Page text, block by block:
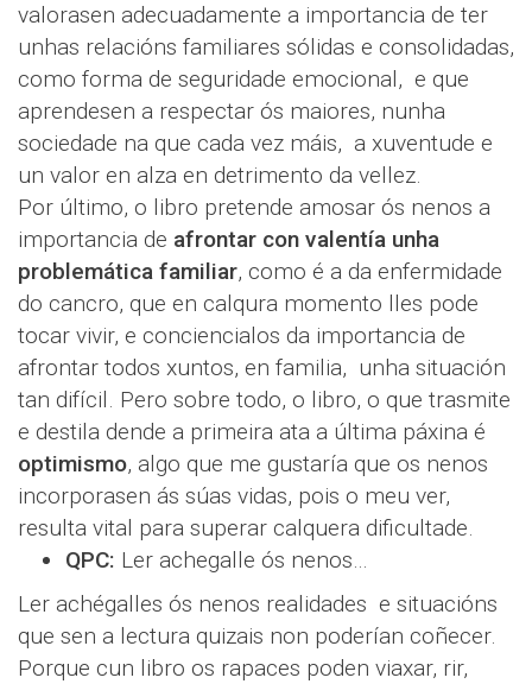
valorasen adecuadamente a importancia de ter
unhas relacións familiares sólidas e consolidadas,
como forma de seguridade emocional, e que
aprendesen a respectar ós maiores, nunha
sociedade na que cada vez máis, a xuventude e
un valor en alza en detrimento da vellez.
Por último, o libro pretende amosar ós nenos a
importancia de afrontar con valentía unha
problemática familiar, como é a da enfermidade
do cancro, que en calqura momento lles pode
tocar vivir, e conciencialos da importancia de
afrontar todos xuntos, en familia, unha situación
tan difícil. Pero sobre todo, o libro, o que trasmite
e destila dende a primeira ata a última páxina é
optimismo, algo que me gustaría que os nenos
incorporasen ás súas vidas, pois o meu ver,
resulta vital para superar calquera dificultade.
QPC: Ler achegalle ós nenos…
Ler achégalles ós nenos realidades e situacións
que sen a lectura quizais non poderían coñecer.
Porque cun libro os rapaces poden viaxar, rir,